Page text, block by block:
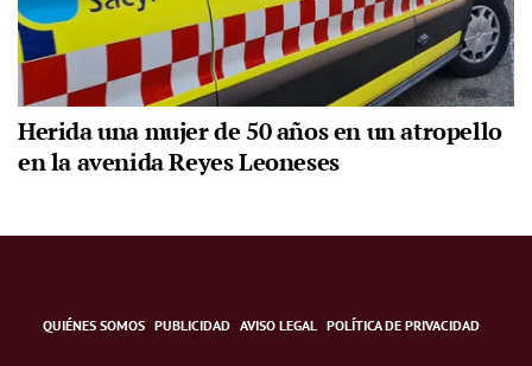
Herida una mujer de 50 años en un atropello
en la avenida Reyes Leoneses
QUIÉNES SOMOS PUBLICIDAD AVISO LEGAL POLÍTICA DE PRIVACIDAD